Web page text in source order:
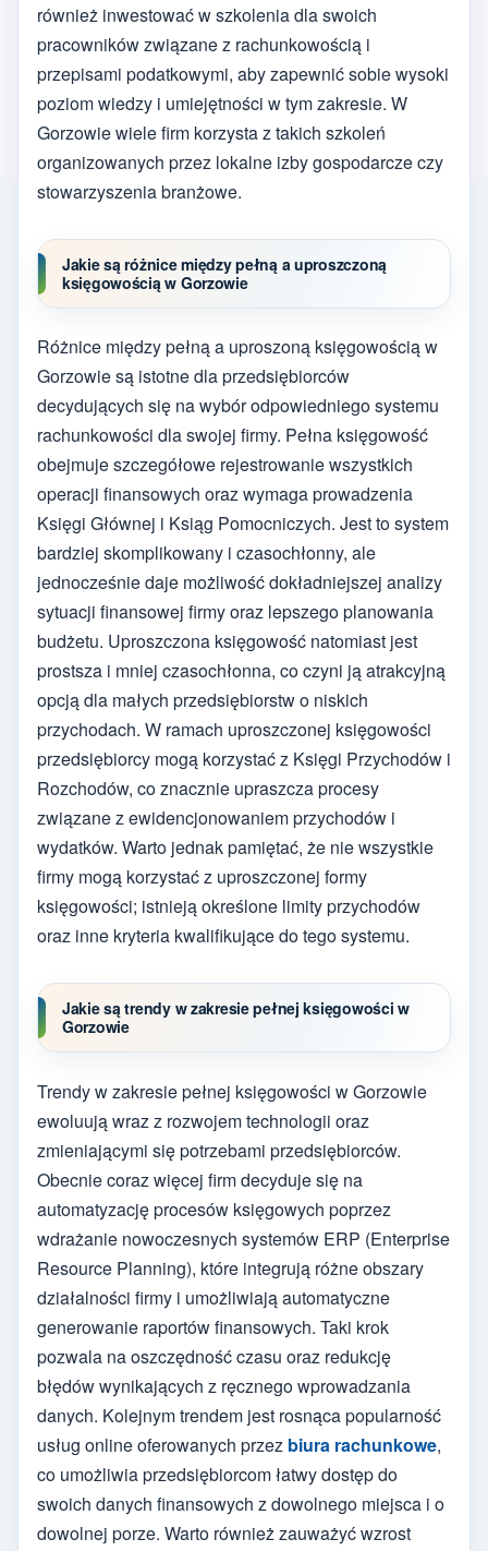
również inwestować w szkolenia dla swoich
pracowników związane z rachunkowością i
przepisami podatkowymi, aby zapewnić sobie wysoki
poziom wiedzy i umiejętności w tym zakresie. W
Gorzowie wiele firm korzysta z takich szkoleń
organizowanych przez lokalne izby gospodarcze czy
stowarzyszenia branżowe.
Jakie są różnice między pełną a uproszczoną
księgowością w Gorzowie
Różnice między pełną a uproszoną księgowością w
Gorzowie są istotne dla przedsiębiorców
decydujących się na wybór odpowiedniego systemu
rachunkowości dla swojej firmy. Pełna księgowość
obejmuje szczegółowe rejestrowanie wszystkich
operacji finansowych oraz wymaga prowadzenia
Księgi Głównej i Ksiąg Pomocniczych. Jest to system
bardziej skomplikowany i czasochłonny, ale
jednocześnie daje możliwość dokładniejszej analizy
sytuacji finansowej firmy oraz lepszego planowania
budżetu. Uproszczona księgowość natomiast jest
prostsza i mniej czasochłonna, co czyni ją atrakcyjną
opcją dla małych przedsiębiorstw o niskich
przychodach. W ramach uproszczonej księgowości
przedsiębiorcy mogą korzystać z Księgi Przychodów i
Rozchodów, co znacznie upraszcza procesy
związane z ewidencjonowaniem przychodów i
wydatków. Warto jednak pamiętać, że nie wszystkie
firmy mogą korzystać z uproszczonej formy
księgowości; istnieją określone limity przychodów
oraz inne kryteria kwalifikujące do tego systemu.
Jakie są trendy w zakresie pełnej księgowości w
Gorzowie
Trendy w zakresie pełnej księgowości w Gorzowie
ewoluują wraz z rozwojem technologii oraz
zmieniającymi się potrzebami przedsiębiorców.
Obecnie coraz więcej firm decyduje się na
automatyzację procesów księgowych poprzez
wdrażanie nowoczesnych systemów ERP (Enterprise
Resource Planning), które integrują różne obszary
działalności firmy i umożliwiają automatyczne
generowanie raportów finansowych. Taki krok
pozwala na oszczędność czasu oraz redukcję
błędów wynikających z ręcznego wprowadzania
danych. Kolejnym trendem jest rosnąca popularność
usług online oferowanych przez biura rachunkowe,
co umożliwia przedsiębiorcom łatwy dostęp do
swoich danych finansowych z dowolnego miejsca i o
dowolnej porze. Warto również zauważyć wzrost